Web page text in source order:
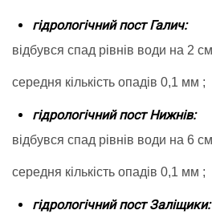
гідрологічний пост Галич:
відбувся спад рівнів води на 2
середня кількість опадів 0,1 мм ;
гідрологічний пост Нижнів:
відбувся спад рівнів води на 6
середня кількість опадів 0,1 мм ;
гідрологічний пост Заліщики: